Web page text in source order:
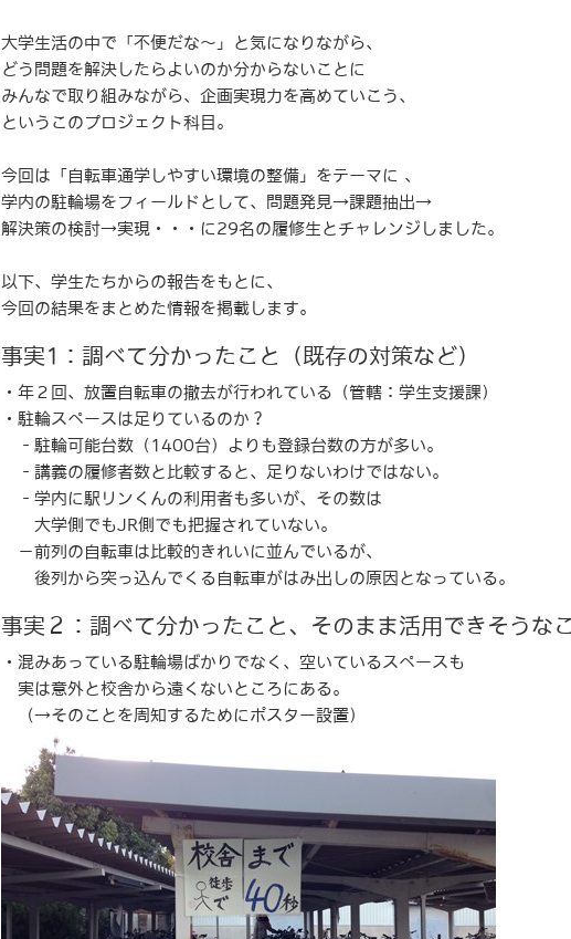
大学生活の中で「不便だな～」と気になりながら、
どう問題を解決したらよいのか分からないことに
みんなで取り組みながら、企画実現力を高めていこう、
というこのプロジェクト科目。
今回は「自転車通学しやすい環境の整備」をテーマに 、
学内の駐輪場をフィールドとして、問題発見→課題抽出→
解決策の検討→実現・・・に29名の履修生とチャレンジしました。
以下、学生たちからの報告をもとに、
今回の結果をまとめた情報を掲載します。
事実1：調べて分かったこと（既存の対策など）
・年２回、放置自転車の撤去が行われている（管轄：学生支援課）
・駐輪スペースは足りているのか？
‐駐輪可能台数（1400台）よりも登録台数の方が多い。
‐講義の履修者数と比較すると、足りないわけではない。
‐学内に駅リンくんの利用者も多いが、その数は
大学側でもJR側でも把握されていない。
－前列の自転車は比較的きれいに並んでいるが、
後列から突っ込んでくる自転車がはみ出しの原因となっている。
事実２：調べて分かったこと、そのまま活用できそうな
・混みあっている駐輪場ばかりでなく、空いているスペースも
実は意外と校舎から遠くないところにある。
（→そのことを周知するためにポスター設置）